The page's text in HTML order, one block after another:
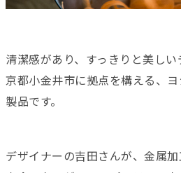
清潔感があり、すっきりと美し
京都小金井市に拠点を構える、
製品です。
デザイナーの吉田さんが、金属